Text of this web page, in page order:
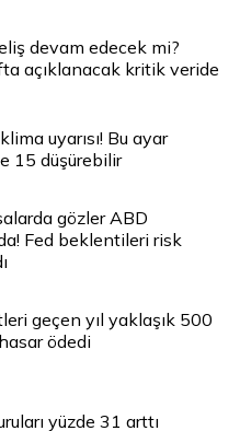
devam edecek mi?
açıklanacak kritik veride
uyarısı! Bu ayar
15 düşürebilir
gözler ABD
Fed beklentileri risk
geçen yıl yaklaşık 500
ödedi
yüzde 31 arttı